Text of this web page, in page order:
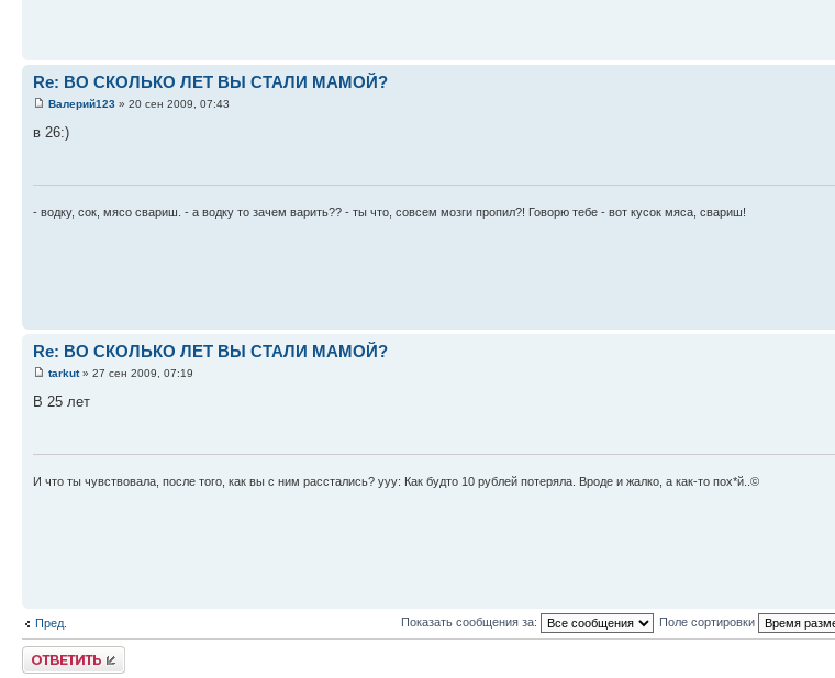
Re: ВО СКОЛЬКО ЛЕТ ВЫ СТАЛИ МАМОЙ?
Валерий123 » 20 сен 2009, 07:43
в 26:)
- водку, сок, мясо свариш. - а водку то зачем варить?? - ты что, совсем мозги пропил?! Говорю тебе - вот кусок мяса, свариш!
Re: ВО СКОЛЬКО ЛЕТ ВЫ СТАЛИ МАМОЙ?
tarkut» 27 сен 2009, 07:19
В 25 лет
И что ты чувствовала, после того, как вы с ним расстались? yyy: Как будто 10 рублей потеряла. Вроде и жалко, а как-то пох*й..©
Пред. Показать сообщения за: Поле сортировки
Ответить